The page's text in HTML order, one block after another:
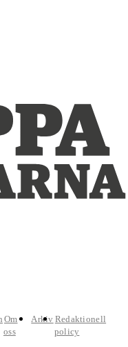
Om
oss
Arkiv Redaktionell
policy